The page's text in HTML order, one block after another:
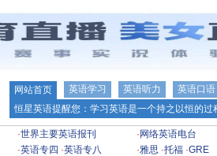
网站首页 英语学习 英语听力
英语口语
恒星英语提醒您：学习英语是一个持之以恒的
·世界主要英语报刊 · 网络英语电台
·英语专四 ·英语专八 ·雅思 ·托福 ·GRE